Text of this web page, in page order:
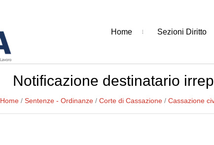
Home Sezioni Diritto
Notificazione destinatario
Home / Sentenze - Ordinanze / Corte di Cassazione / Cassazione